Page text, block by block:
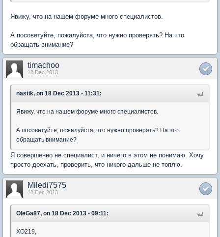
Явижу, что на нашем форуме много специалистов.
А посоветуйте, пожалуйста, что нужно проверять? На что
обращать внимание?
timachoo
18 Dec 2013
nastik, on 18 Dec 2013 - 11:31:
Явижу, что на нашем форуме много специалистов.
А посоветуйте, пожалуйста, что нужно проверять? На что
обращать внимание?
Я совершенно не специалист, и ничего в этом не понимаю. Хочу
просто доехать, проверить, что никого дальше не топлю.
Miledi7575
18 Dec 2013
OleGa87, on 18 Dec 2013 - 09:11:
XO219,